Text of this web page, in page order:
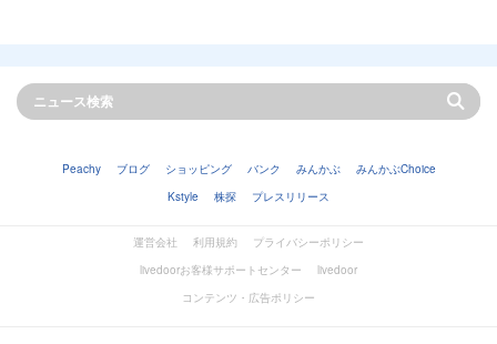
Peachy ブログ ショッピング バンク みんかぶ
みんかぶChoice
Kstyle
株探 プレスリリース
運営会社 利用規約
プライバシーポリシー
livedoorお客様サポートセンター
livedoor
コンテンツ・広告ポリシー